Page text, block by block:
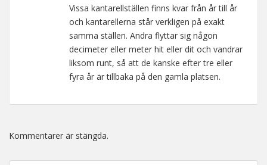
Vissa kantarellställen finns kvar från år till år
och kantarellerna står verkligen på exakt
samma ställen. Andra flyttar sig någon
decimeter eller meter hit eller dit och vandrar
liksom runt, så att de kanske efter tre eller
fyra år är tillbaka på den gamla platsen.
Kommentarer är stängda.